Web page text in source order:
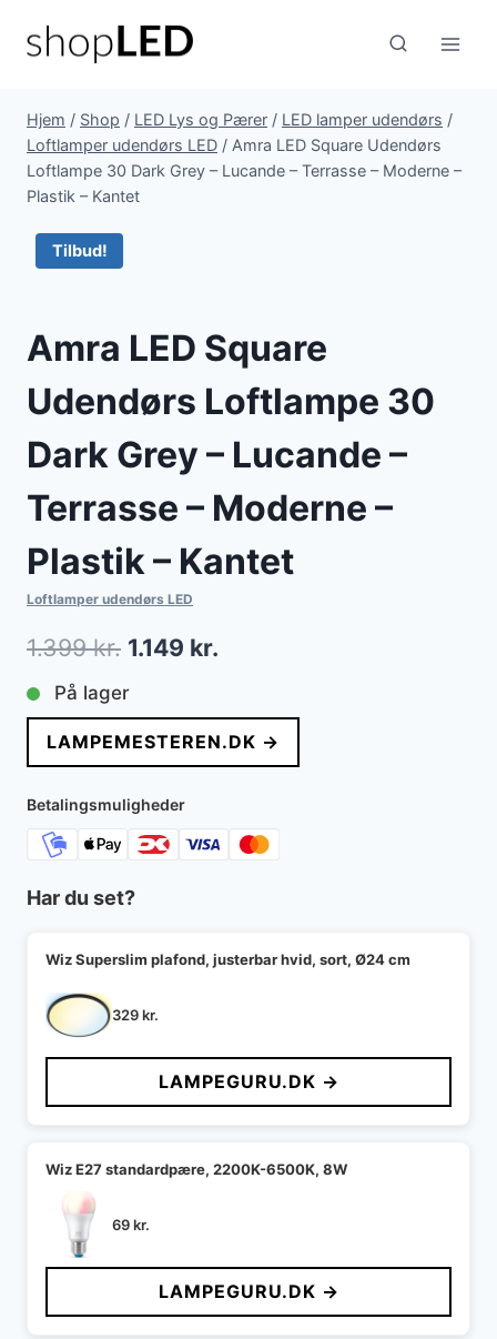
Hjem / Shop / LED Lys og Pærer / LED lamper udendørs /
Loftlamper udendørs LED / Amra LED Square Udendørs
Loftlampe 30 Dark Grey – Lucande – Terrasse – Moderne –
Plastik – Kantet
Tilbud!
Amra LED Square
Udendørs Loftlampe 30
Dark Grey – Lucande –
Terrasse – Moderne –
Plastik – Kantet
Loftlamper udendørs LED
1.399kr. Den
oprindelige
pris
var:
1.399 kr..
1.149 kr.
pris
er:
På lager
LAMPEMESTEREN.DK →
Betalingsmuligheder
Har du set?
Wiz Superslim plafond, justerbar hvid, sort, Ø24 cm
329kr.
LAMPEGURU.DK →
Wiz E27 standardpære, 2200K-6500K, 8W
69kr.
LAMPEGURU.DK →